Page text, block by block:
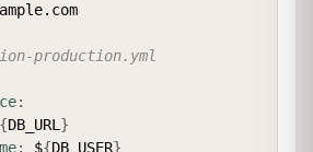
production.yml
:
{DB_URL }
: ${DB_USER}